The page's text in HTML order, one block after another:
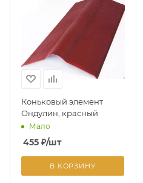
Коньковый элемент
Ондулин, красный
Мало
455 ₽/шт
В КОРЗИНУ